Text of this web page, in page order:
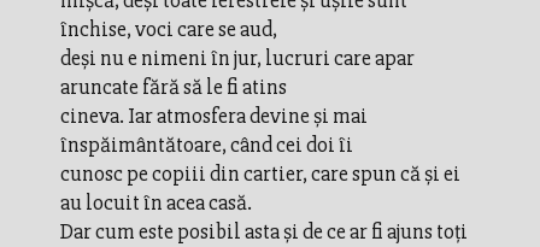
închise, voci care se aud,
deși nu e nimeni în jur, lucruri care apar
aruncate fără să le fi atins
cineva. Iar atmosfera devine și mai
înspăimântătoare, când cei doi îi
cunosc pe copiii din cartier, care spun că și ei
au locuit în acea casă.
Dar cum este posibil asta și de ce ar fi ajuns toți